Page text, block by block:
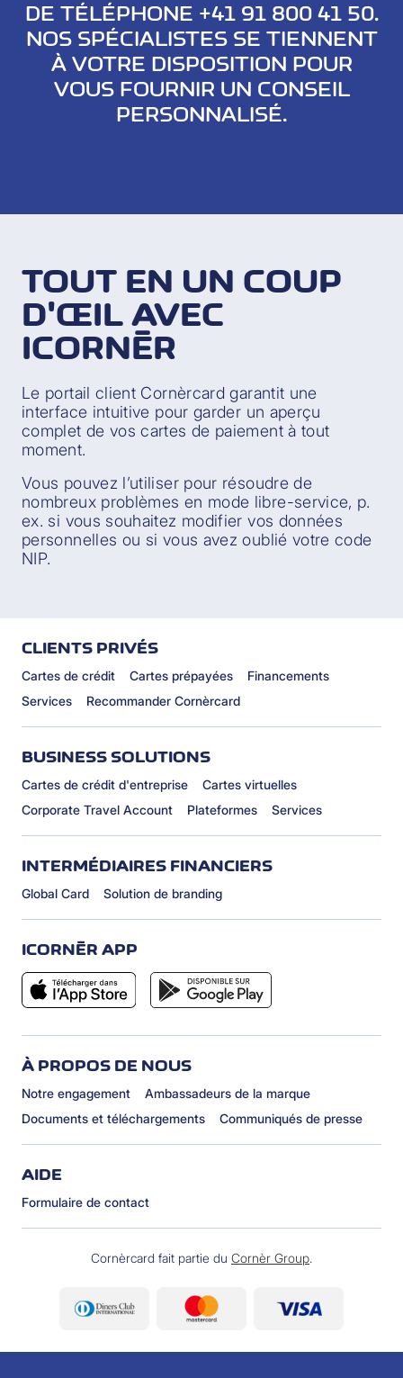
DE TÉLÉPHONE +41 91 800 41 50.
NOS SPÉCIALISTES SE TIENNENT
À VOTRE DISPOSITION POUR
VOUS FOURNIR UN CONSEIL
PERSONNALISÉ.
TOUT EN UN COUP
D'ŒIL AVEC
ICORNÈR
Le portail client Cornèrcard garantit une
interface intuitive pour garder un aperçu
complet de vos cartes de paiement à tout
moment.
Vous pouvez l’utiliser pour résoudre de
nombreux problèmes en mode libre-service, p.
ex. si vous souhaitez modifier vos données
personnelles ou si vous avez oublié votre code
NIP.
CLIENTS PRIVÉS
Cartes de crédit Cartes prépayées
Financements
Services
Recommander Cornèrcard
BUSINESS SOLUTIONS
Cartes de crédit d'entreprise
Cartes virtuelles
Corporate Travel Account
Plateformes Services
INTERMÉDIAIRES FINANCIERS
Global Card Solution de branding
ICORNÈR APP
À PROPOS DE NOUS
Notre engagement
Ambassadeurs de la marque
Documents et téléchargements
Communiqués de presse
AIDE
Formulaire de contact
Cornèrcard fait partie du Cornèr Group.